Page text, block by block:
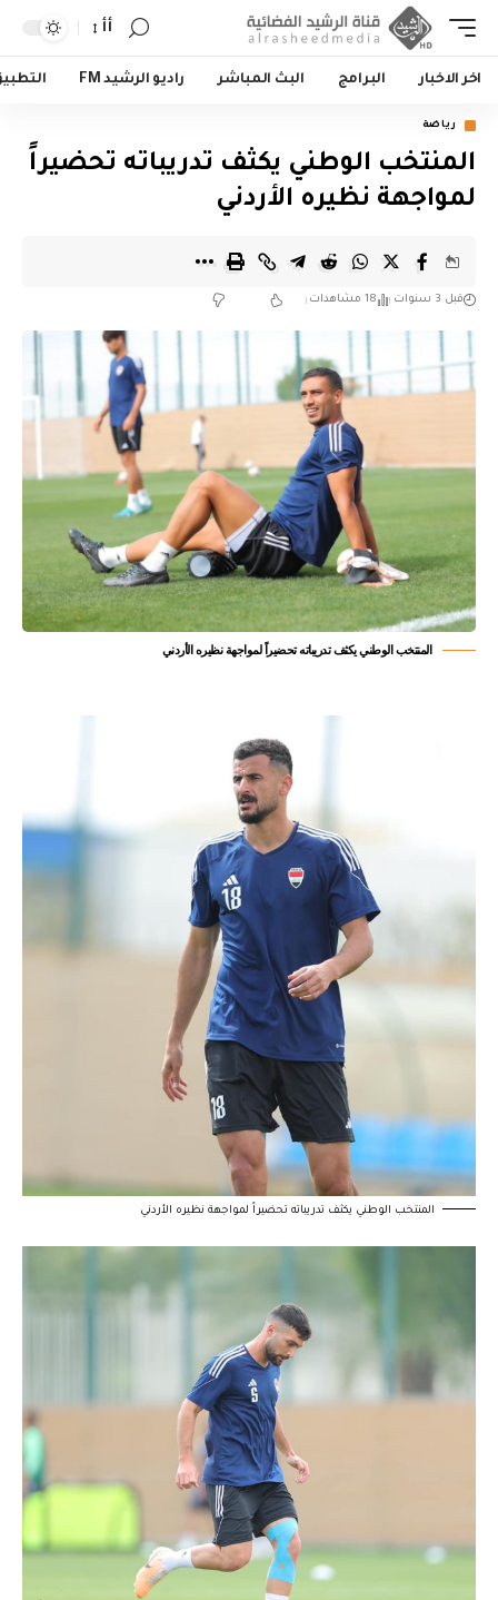
أأ
اخر الاخبار البرامج البث المباشر راديو الرشيد FM
رياضة
المنتخب الوطني يكثف تدريباته تحضيراً
لمواجهة نظيره الأردني
قبل 3 سنوات 18 مشاهدات
المنتخب الوطني يكثف تدريباته تحضيراً لمواجهة نظيره الأردني
المنتخب الوطني يكثف تدريباته تحضيراً لمواجهة نظيره الأردني